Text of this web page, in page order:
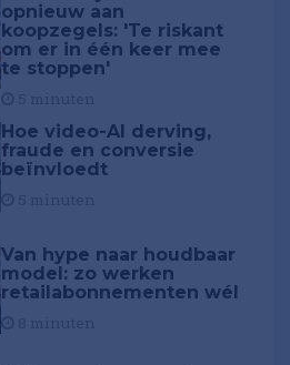
opnieuw aan
koopzegels: 'Te riskant
om er in één keer mee
te stoppen'
Hoe video-AI derving,
fraude en conversie
beïnvloedt
Van hype naar houdbaar
model: zo werken
retailabonnementen wél